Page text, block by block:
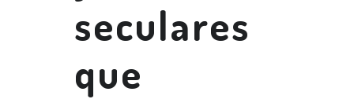
seculares
que